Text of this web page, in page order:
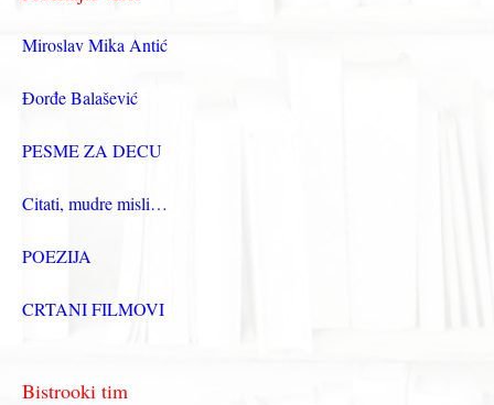
Miroslav Mika Antić
Đorđe Balašević
PESME ZA DECU
Citati, mudre misli…
POEZIJA
CRTANI FILMOVI
Bistrooki tim